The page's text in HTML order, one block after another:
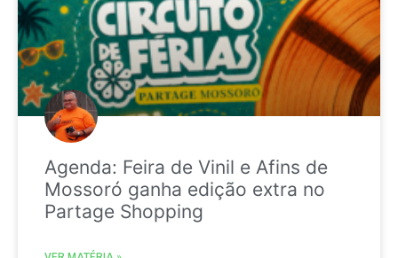
Agenda: Feira de Vinil e Afins de
Mossoró ganha edição extra no
Partage Shopping